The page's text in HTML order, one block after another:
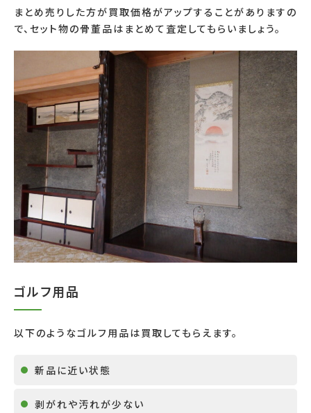
まとめ売りした方が買取価格がアップすることがありますの
で、セット物の骨董品はまとめて査定してもらいましょう。
ゴルフ用品
以下のようなゴルフ用品は買取してもらえます。
新品に近い状態
剥がれや汚れが少ない